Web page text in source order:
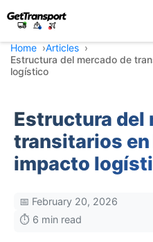
Home
Articles
Estructura del mercado de
logístico
Estructura del
transitarios en
impacto
📅 February 20, 2026
⏱️ 6 min read